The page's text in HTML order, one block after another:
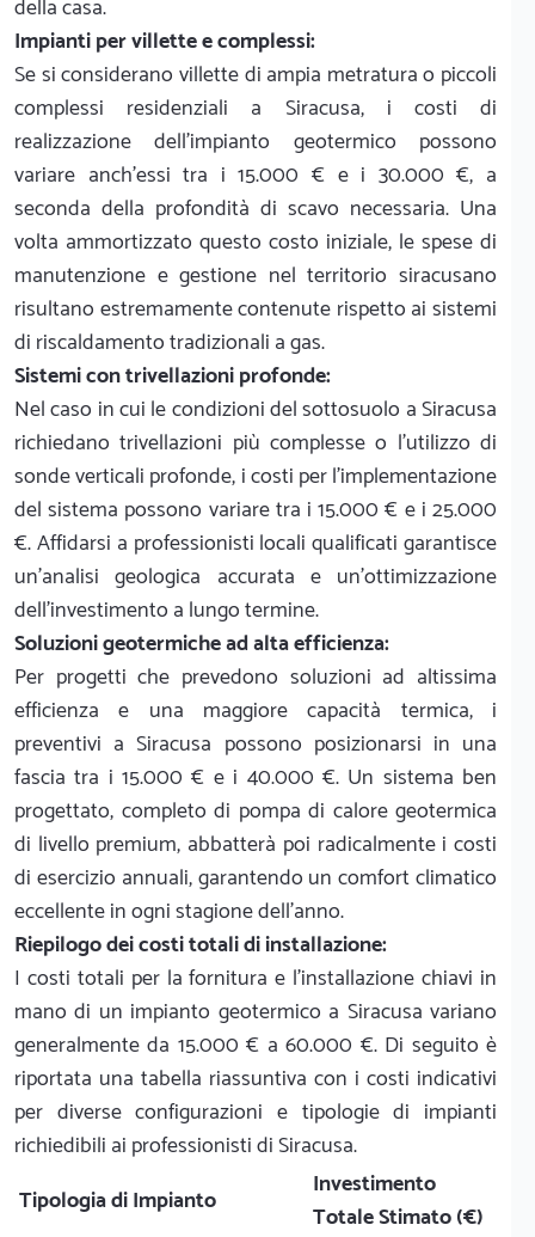
della casa.
Impianti per villette e complessi:
Se si considerano villette di ampia metratura o piccoli
complessi residenziali a Siracusa, i costi di
realizzazione dell'impianto geotermico possono
variare anch'essi tra i 15.000 € e i 30.000 €, a
seconda della profondità di scavo necessaria. Una
volta ammortizzato questo costo iniziale, le spese di
manutenzione e gestione nel territorio siracusano
risultano estremamente contenute rispetto ai sistemi
di riscaldamento tradizionali a gas.
Sistemi con trivellazioni profonde:
Nel caso in cui le condizioni del sottosuolo a Siracusa
richiedano trivellazioni più complesse o l'utilizzo di
sonde verticali profonde, i costi per l'implementazione
del sistema possono variare tra i 15.000 € e i 25.000
€. Affidarsi a professionisti locali qualificati garantisce
un'analisi geologica accurata e un'ottimizzazione
dell'investimento a lungo termine.
Soluzioni geotermiche ad alta efficienza:
Per progetti che prevedono soluzioni ad altissima
efficienza e una maggiore capacità termica, i
preventivi a Siracusa possono posizionarsi in una
fascia tra i 15.000 € e i 40.000 €. Un sistema ben
progettato, completo di pompa di calore geotermica
di livello premium, abbatterà poi radicalmente i costi
di esercizio annuali, garantendo un comfort climatico
eccellente in ogni stagione dell'anno.
Riepilogo dei costi totali di installazione:
I costi totali per la fornitura e l'installazione chiavi in
mano di un impianto geotermico a Siracusa variano
generalmente da 15.000 € a 60.000 €. Di seguito è
riportata una tabella riassuntiva con i costi indicativi
per diverse configurazioni e tipologie di impianti
richiedibili ai professionisti di Siracusa.
Tipologia di Impianto
Investimento
Totale Stimato (€)